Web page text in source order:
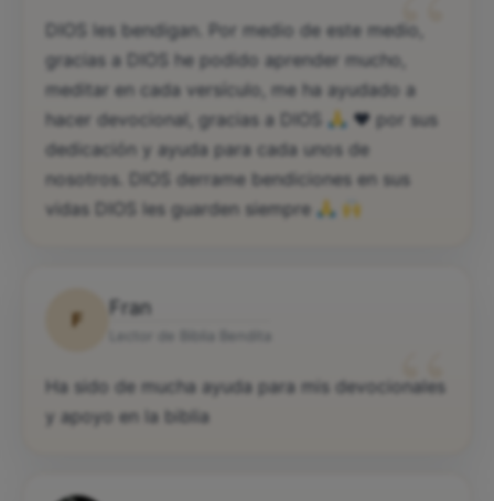
DIOS les bendigan. Por medio de este medio,
gracias a DIOS he podido aprender mucho,
meditar en cada versículo, me ha ayudado a
hacer devocional, gracias a DIOS
♥️ por sus
dedicación y ayuda para cada unos de
nosotros. DIOS derrame bendiciones en sus
vidas DIOS les guarden siempre
F
Fran
“
Ha sido de mucha ayuda para mis devocionales
y apoyo en la biblia